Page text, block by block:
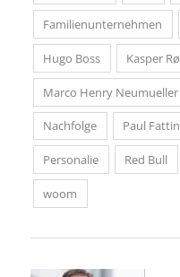
Familienunternehmen
Hugo Boss Kasper
Marco Henry Neumueller
Nachfolge Paul
Personalie Red Bull
woom